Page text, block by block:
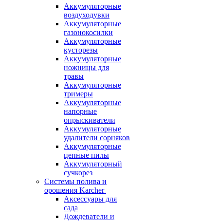
Аккумуляторные
воздуходувки
Аккумуляторные
газонокосилки
Аккумуляторные
кусторезы
Аккумуляторные
ножницы для
травы
Аккумуляторные
тримеры
Аккумуляторные
напорные
опрыскиватели
Аккумуляторные
удалители сорняков
Аккумуляторные
цепные пилы
Аккумуляторный
сучкорез
Системы полива и
орошения Karcher
Аксессуары для
сада
Дождеватели и